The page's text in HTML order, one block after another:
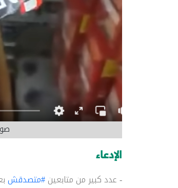
الإدعاء
- عدد كبير من متابعين#متصدقش